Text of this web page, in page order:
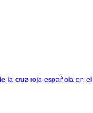
la cruz roja española en el